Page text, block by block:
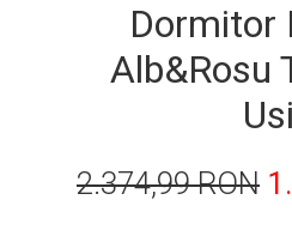
Dormitor
Alb&Rosu
Usi
2.374,99 RON